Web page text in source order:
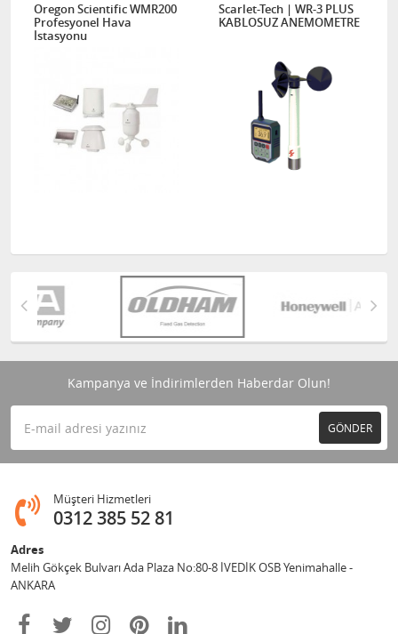
Oregon Scientific WMR200
Profesyonel Hava
İstasyonu
Scarlet-Tech | WR-3 PLUS
KABLOSUZ ANEMOMETRE
Kampanya ve İndirimlerden Haberdar Olun!
GÖNDER
Müşteri Hizmetleri
0312 385 52 81
Adres
Melih Gökçek Bulvarı Ada Plaza No:80-8 İVEDİK OSB Yenimahalle -
ANKARA